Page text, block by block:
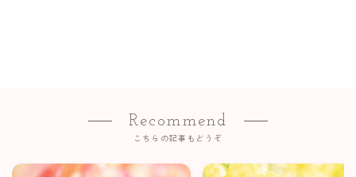
Recommend
こちらの記事もどうぞ